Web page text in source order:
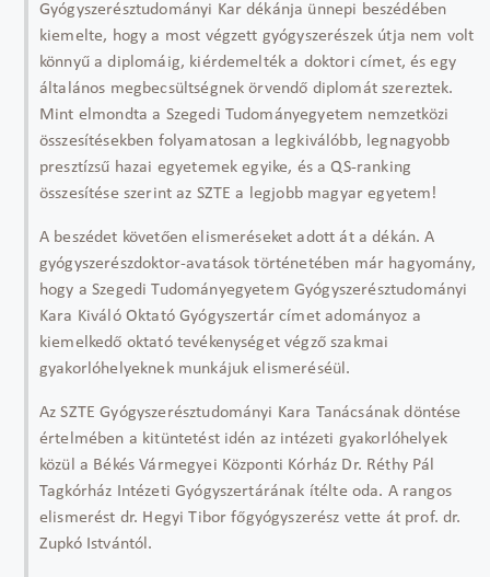
Gyógyszerésztudományi Kar dékánja ünnepi beszédében
kiemelte, hogy a most végzett gyógyszerészek útja nem volt
könnyű a diplomáig, kiérdemelték a doktori címet, és egy
általános megbecsültségnek örvendő diplomát szereztek.
Mint elmondta a Szegedi Tudományegyetem nemzetközi
összesítésekben folyamatosan a legkiválóbb, legnagyobb
presztízsű hazai egyetemek egyike, és a QS-ranking
összesítése szerint az SZTE a legjobb magyar egyetem!
A beszédet követően elismeréseket adott át a dékán. A
gyógyszerészdoktor-avatások történetében már hagyomány,
hogy a Szegedi Tudományegyetem Gyógyszerésztudományi
Kara Kiváló Oktató Gyógyszertár címet adományoz a
kiemelkedő oktató tevékenységet végző szakmai
gyakorlóhelyeknek munkájuk elismeréséül.
Az SZTE Gyógyszerésztudományi Kara Tanácsának döntése
értelmében a kitüntetést idén az intézeti gyakorlóhelyek
közül a Békés Vármegyei Központi Kórház Dr. Réthy Pál
Tagkórház Intézeti Gyógyszertárának ítélte oda. A rangos
elismerést dr. Hegyi Tibor főgyógyszerész vette át prof. dr.
Zupkó Istvántól.